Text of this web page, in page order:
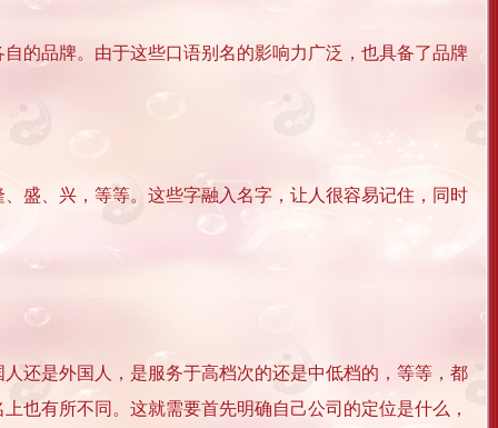
的品牌。由于这些口语别名的影响力广泛，也具备了品牌
盛、兴，等等。这些字融入名字，让人很容易记住，同时
还是外国人，是服务于高档次的还是中低档的，等等，都
也有所不同。这就需要首先明确自己公司的定位是什么，